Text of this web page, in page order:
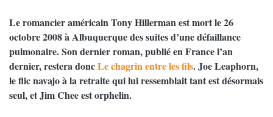
Le romancier américain Tony Hillerman est mort le 26
octobre 2008 à Albuquerque des suites d’une défaillance
pulmonaire. Son dernier roman, publié en France l’an
dernier, restera doncLe chagrin entre les fils. Joe Leaphorn,
le flic navajo à la retraite qui lui ressemblait tant est désormais
seul, et Jim Chee est orphelin.